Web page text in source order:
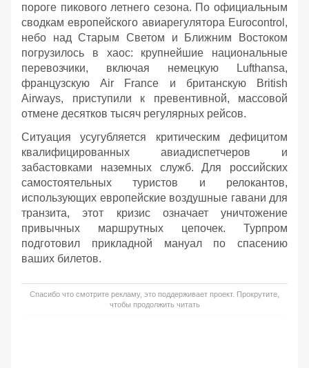
пороге пикового летнего сезона. По официальным
сводкам европейского авиарегулятора Eurocontrol,
небо над Старым Светом и Ближним Востоком
погрузилось в хаос: крупнейшие национальные
перевозчики, включая немецкую Lufthansa,
французскую Air France и британскую British
Airways, приступили к превентивной, массовой
отмене десятков тысяч регулярных рейсов.
Ситуация усугубляется критическим дефицитом
квалифицированных авиадиспетчеров и
забастовками наземных служб. Для российских
самостоятельных туристов и релокантов,
использующих европейские воздушные гавани для
транзита, этот кризис означает уничтожение
привычных маршрутных цепочек. Турпром
подготовил прикладной мануал по спасению
ваших билетов.
Спасибо что смотрите рекламу, это поддерживает проект. Прокрутите,
чтобы продолжить читать